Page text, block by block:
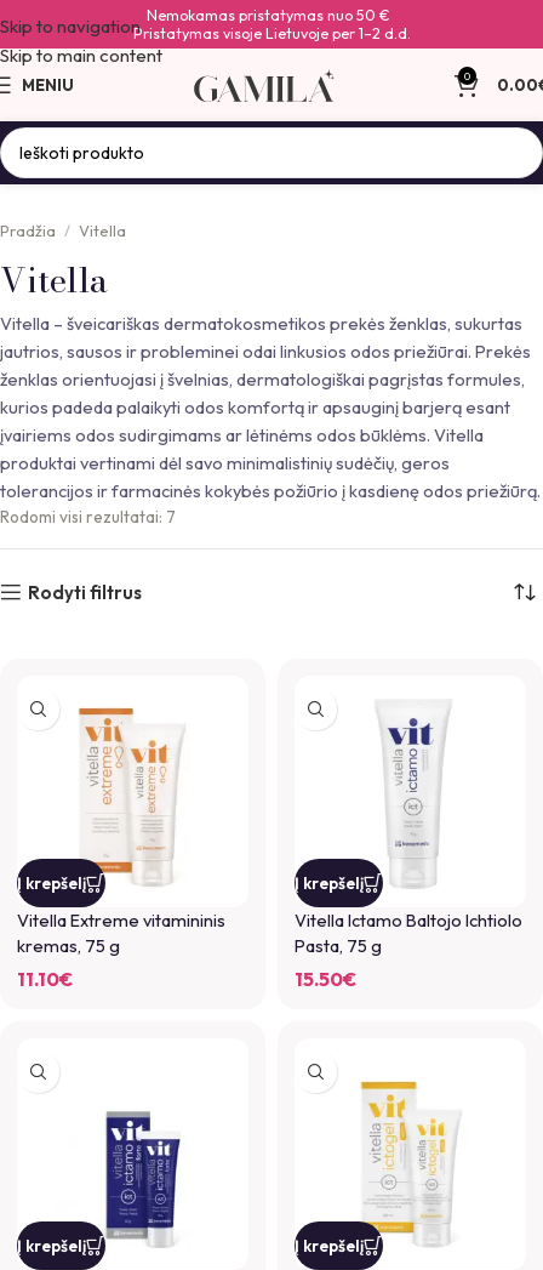
Skip to navigation
Skip to main content
Nemokamas pristatymas nuo 50 €
Pristatymas visoje Lietuvoje per 1–2 d.d.
MENIU 0 0.00
Vitella
Pradžia Vitella
Vitella – šveicariškas dermatokosmetikos prekės ženklas, sukurtas
jautrios, sausos ir probleminei odai linkusios odos priežiūrai. Prekės
ženklas orientuojasi į švelnias, dermatologiškai pagrįstas formules,
kurios padeda palaikyti odos komfortą ir apsauginį barjerą esant
įvairiems odos sudirgimams ar lėtinėms odos būklėms. Vitella
produktai vertinami dėl savo minimalistinių sudėčių, geros
tolerancijos ir farmacinės kokybės požiūrio į kasdienę odos priežiūrą.
Rodomi visi rezultatai: 7
Rodyti filtrus
Į krepšelį
Vitella Extreme vitamininis
kremas, 75 g
11.10€
Į krepšelį
Vitella Ictamo Baltojo Ichtiolo
Pasta, 75 g
15.50€
Į krepšelį Į krepšelį